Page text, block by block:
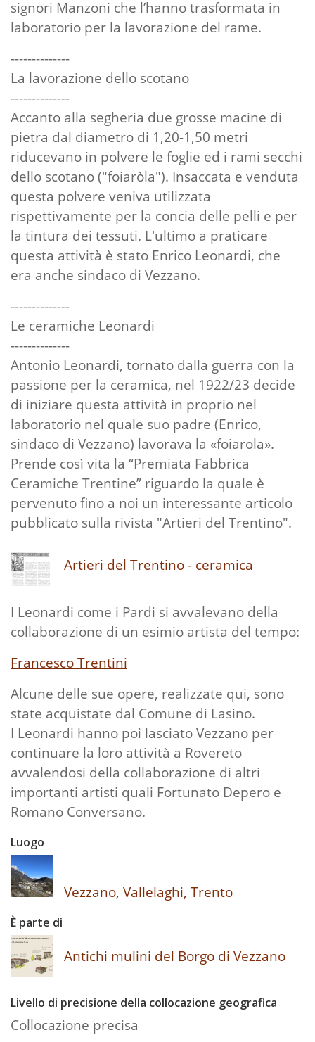
signori Manzoni che l’hanno trasformata in
laboratorio per la lavorazione del rame.
--------------
La lavorazione dello scotano
--------------
Accanto alla segheria due grosse macine di
pietra dal diametro di 1,20-1,50 metri
riducevano in polvere le foglie ed i rami secchi
dello scotano ("foiaròla"). Insaccata e venduta
questa polvere veniva utilizzata
rispettivamente per la concia delle pelli e per
la tintura dei tessuti. L'ultimo a praticare
questa attività è stato Enrico Leonardi, che
era anche sindaco di Vezzano.
--------------
Le ceramiche Leonardi
--------------
Antonio Leonardi, tornato dalla guerra con la
passione per la ceramica, nel 1922/23 decide
di iniziare questa attività in proprio nel
laboratorio nel quale suo padre (Enrico,
sindaco di Vezzano) lavorava la «foiarola».
Prende così vita la “Premiata Fabbrica
Ceramiche Trentine” riguardo la quale è
pervenuto fino a noi un interessante articolo
pubblicato sulla rivista "Artieri del Trentino".
Artieri del Trentino - ceramica
I Leonardi come i Pardi si avvalevano della
collaborazione di un esimio artista del tempo:
Francesco Trentini
Alcune delle sue opere, realizzate qui, sono
state acquistate dal Comune di Lasino.
I Leonardi hanno poi lasciato Vezzano per
continuare la loro attività a Rovereto
avvalendosi della collaborazione di altri
importanti artisti quali Fortunato Depero e
Romano Conversano.
Luogo
Vezzano, Vallelaghi, Trento
È parte di
Antichi mulini del Borgo di Vezzano
Livello di precisione della collocazione geografica
Collocazione precisa